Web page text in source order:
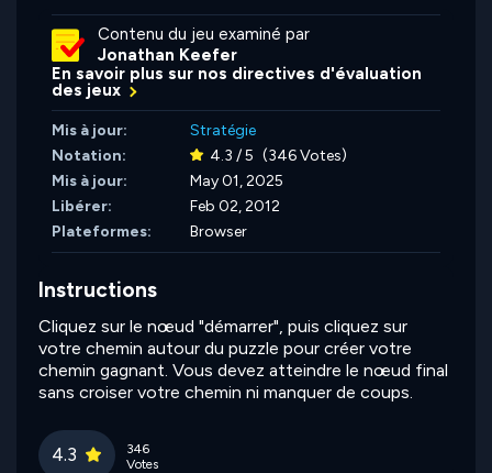
Contenu du jeu examiné par
Jonathan Keefer
En savoir plus sur nos directives d'évaluation
des jeux
Mis à jour:
Stratégie
Notation:
4.3 / 5 (346 Votes)
Mis à jour:
May 01, 2025
Libérer:
Feb 02, 2012
Plateformes:
Browser
Instructions
Cliquez sur le nœud "démarrer", puis cliquez sur
votre chemin autour du puzzle pour créer votre
chemin gagnant. Vous devez atteindre le nœud final
sans croiser votre chemin ni manquer de coups.
4.3
346
Votes